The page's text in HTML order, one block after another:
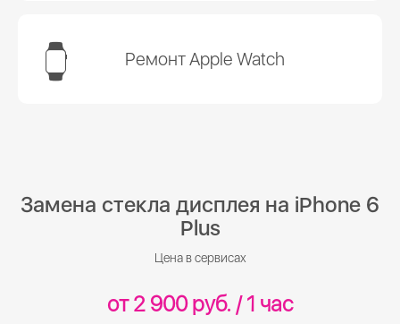
Ремонт Apple Watch
Замена стекла дисплея на iPhone 6
Plus
Цена в сервисах
от 2 900 руб. / 1 час